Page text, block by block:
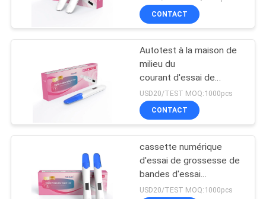
l'essai 1T plus de 99%
CONTACT
Autotest à la maison de
milieu du
courant d'essai de
grossesse de
l'urine HCG d'essai de
grossesse diagnostique
USD20/TEST MOQ:1000pcs
CONTACT
cassette numérique
d'essai de grossesse de
bandes d'essai
d'ovulation et de bandes
USD20/TEST MOQ:1000pcs